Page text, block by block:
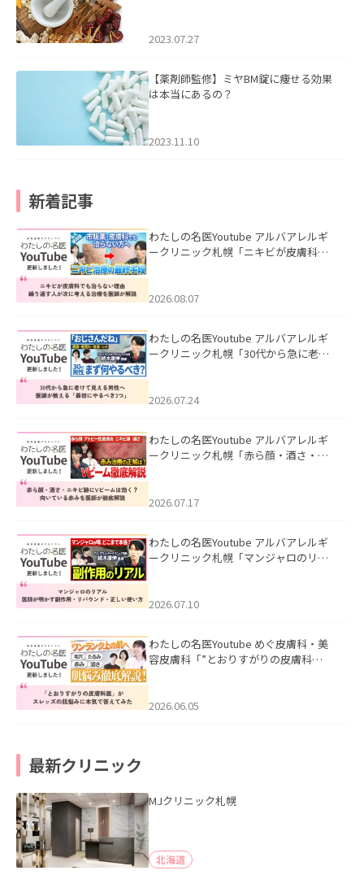
2023.07.27
【薬剤師監修】ミヤBM錠に痩せる効果
は本当にあるの？
2023.11.10
新着記事
わたしの名医Youtube アルバアレルギ
ークリニック札幌「ニキビが皮膚科で
ました。
2026.08.07
わたしの名医Youtube アルバアレルギ
ークリニック札幌「30代から急に老け
た。
2026.07.24
わたしの名医Youtube アルバアレルギ
ークリニック札幌「赤ら顔・酒さ・ニ
した。
2026.07.17
わたしの名医Youtube アルバアレルギ
ークリニック札幌「マンジャロのリア
た。
2026.07.10
わたしの名医Youtube めぐ皮膚科・美
容皮膚科「”とおりすがりの皮膚科
2026.06.05
最新クリニック
MJクリニック札幌
北海道